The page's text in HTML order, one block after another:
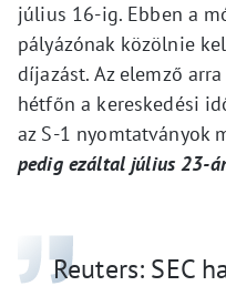
július 16-ig. Ebben a
pályázónak közölnie
díjazást. Az elemző
hétfőn a kereskedési
az S-1 nyomtatványok
pedig ezáltal július 23-
Reuters: SEC